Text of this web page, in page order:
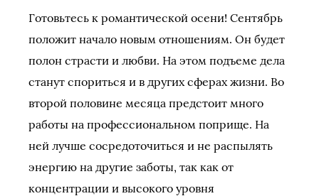
Готовьтесь к романтической осени! Сентябрь
положит начало новым отношениям. Он будет
полон страсти и любви. На этом подъеме дела
станут спориться и в других сферах жизни. Во
второй половине месяца предстоит много
работы на профессиональном поприще. На
ней лучше сосредоточиться и не распылять
энергию на другие заботы, так как от
концентрации и высокого уровня